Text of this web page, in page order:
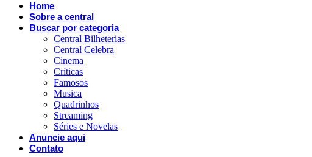
Home
Sobre a central
Buscar por categoria
Central Bilheterias
Central Celebra
Cinema
Críticas
Famosos
Musica
Quadrinhos
Streaming
Séries e Novelas
Anuncie aqui
Contato